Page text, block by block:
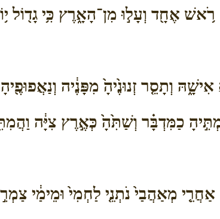
אֶחָ֖ד וְעָל֣וּ מִן־הָאָ֑רֶץ כִּ֥י גָד֖וֹל
וְתָסֵ֤ר זְנוּנֶ֙יהָ֙ מִפָּנֶ֔יה וְנַאֲפוּפֶ֖יהָ
כַמִּדְבָּ֗ר וְשַׁתִּ֙הָ֙ כְּאֶ֣רֶץ צִיָּ֔ה
מְאַהֲבַי֙ נֹתְנֵ֤י לַחְמִי֙ וּמֵימַ֔י צַמְרִ֣י